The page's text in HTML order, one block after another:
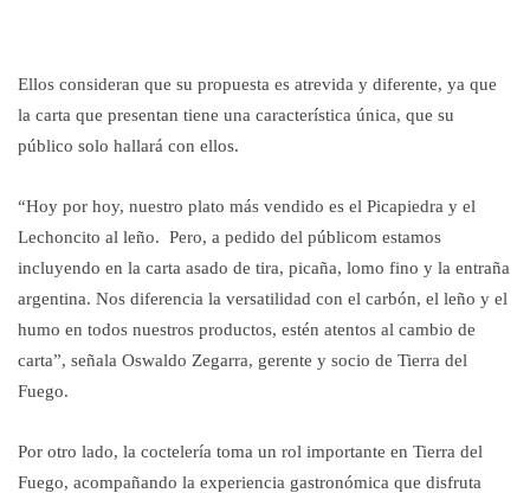
Ellos consideran que su propuesta es atrevida y diferente, ya que
la carta que presentan tiene una característica única, que su
público solo hallará con ellos.
“Hoy por hoy, nuestro plato más vendido es el Picapiedra y el
Lechoncito al leño. Pero, a pedido del públicom estamos
incluyendo en la carta asado de tira, picaña, lomo fino y la entraña
argentina. Nos diferencia la versatilidad con el carbón, el leño y el
humo en todos nuestros productos, estén atentos al cambio de
carta”, señala Oswaldo Zegarra, gerente y socio de Tierra del
Fuego.
Por otro lado, la coctelería toma un rol importante en Tierra del
Fuego, acompañando la experiencia gastronómica que disfruta